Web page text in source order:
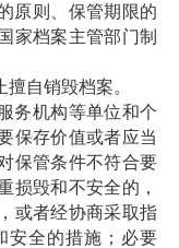
原则、保管期限的
家档案主管部门制
自销毁档案。
务机构等单位和个
保存价值或者应当
保管条件不符合要
损毁和不安全的，
或者经协商采取指
安全的措施；必要